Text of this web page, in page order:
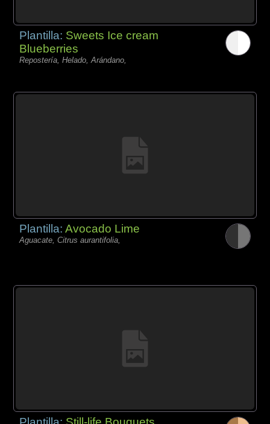
Plantilla: Sweets Ice cream
Blueberries
Repostería, Helado, Arándano,
Plantilla:Avocado Lime
Aguacate, Citrus aurantifolia,